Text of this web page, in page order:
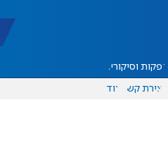
הפקות וסיקורים
יצירת קשר עוד